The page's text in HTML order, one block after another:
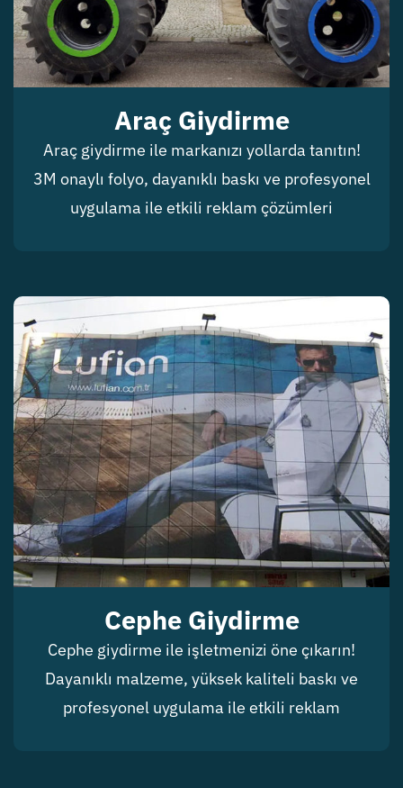
Araç Giydirme
Araç giydirme ile markanızı yollarda tanıtın!
3M onaylı folyo, dayanıklı baskı ve profesyonel
uygulama ile etkili reklam çözümleri
Cephe Giydirme
Cephe giydirme ile işletmenizi öne çıkarın!
Dayanıklı malzeme, yüksek kaliteli baskı ve
profesyonel uygulama ile etkili reklam